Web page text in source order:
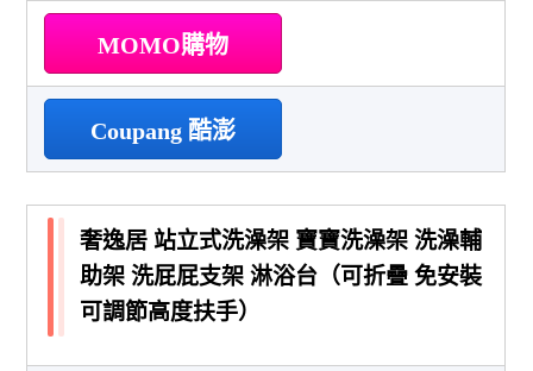
MOMO購物
Coupang 酷澎
奢逸居 站立式洗澡架 寶寶洗澡架 洗澡輔
助架 洗屁屁支架 淋浴台（可折疊 免安裝
可調節高度扶手）